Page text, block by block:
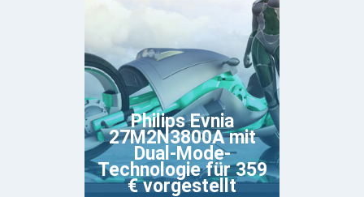
Philips Evnia
27M2N3800A mit
Dual-Mode-
Technologie für 359
€ vorgestellt